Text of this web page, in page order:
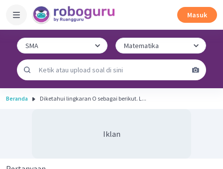
Masuk
Beranda Diketahui lingkaran O sebagai berikut. L...
Iklan